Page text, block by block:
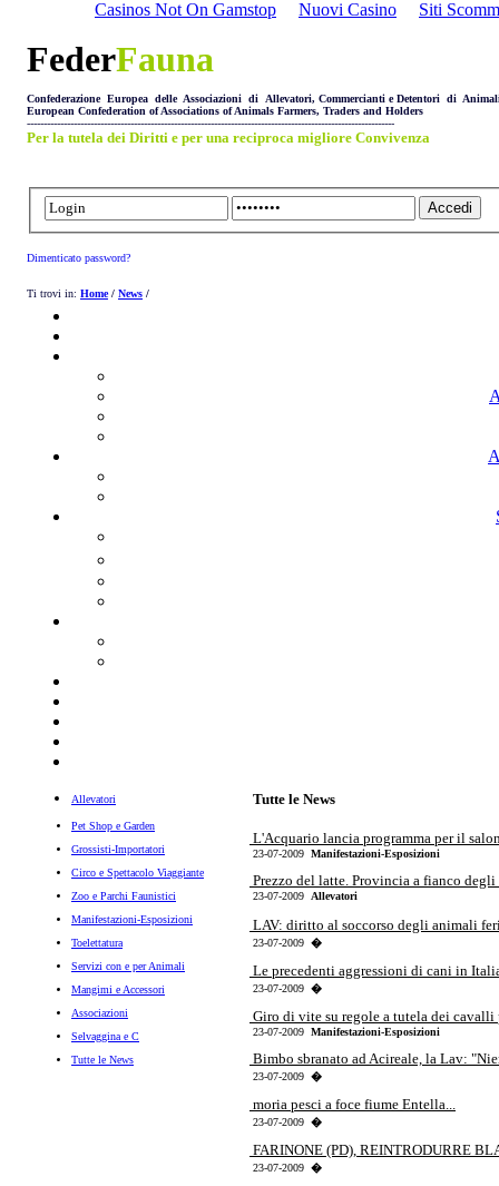
Casinos Not On Gamstop Nuovi Casino Siti
FederFauna
Confederazione Europea delle Associazioni di Allevatori, Commercianti e Detentori di
European Confederation of Associations of Animals Farmers, Traders and Holders
--------------------------------------------------------------------------------------------------------------
Per la tutela dei Diritti e per una reciproca migliore Convivenza
Dimenticato password?
Ti trovi in: Home/ News /
Allevatori
Pet Shop e Garden
Grossisti-Importatori
Circo e Spettacolo Viaggiante
Zoo e Parchi Faunistici
Manifestazioni-Esposizioni
Toelettatura
Servizi con e per Animali
Mangimi e Accessori
Associazioni
Selvaggina e C
Tutte le News
Tutte le News
L'Acquario lancia programma per il
23-07-2009 Manifestazioni-Esposizioni
Prezzo del latte. Provincia a fianco
23-07-2009 Allevatori
LAV: diritto al soccorso degli animali
23-07-2009 �
Le precedenti aggressioni di cani in
23-07-2009 �
Giro di vite su regole a tutela dei cavalli
23-07-2009 Manifestazioni-Esposizioni
Bimbo sbranato ad Acireale, la Lav:
23-07-2009 �
moria pesci a foce fiume Entella...
23-07-2009 �
FARINONE (PD), REINTRODURRE
23-07-2009 �